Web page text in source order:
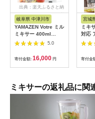
出典：楽天ふるさと納
税
岐阜県 中津川市
YAMAZEN Votre ミル
ミキサー 400ml
YMH-400(W)
5.0
寄付金額: 16,000 円
宮城
ミキ
対応
マ 家
ー デ
簡単 IJM-S101-Cアイ
ボリ
寄付金
ミキサーの返礼品に関